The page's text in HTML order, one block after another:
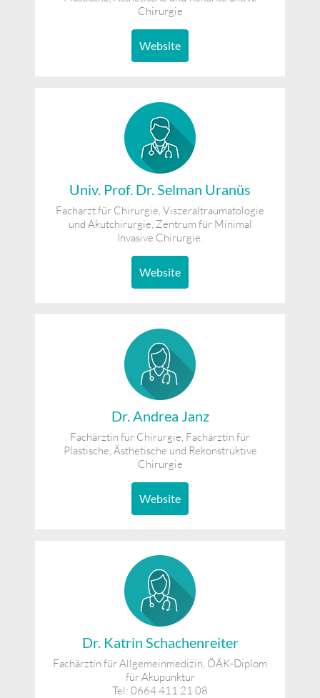
Chirurgie
Website
Univ. Prof. Dr. Selman Uranüs
Facharzt für Chirurgie, Viszeraltraumatologie
und Akutchirurgie, Zentrum für Minimal
Invasive Chirurgie.
Website
Dr. Andrea Janz
Fachärztin für Chirurgie, Fachärztin für
Plastische, Ästhetische und Rekonstruktive
Chirurgie
Website
Dr. Katrin Schachenreiter
Fachärztin für Allgemeinmedizin, ÖÄK-Diplom
für Akupunktur
Tel: 0664 411 21 08